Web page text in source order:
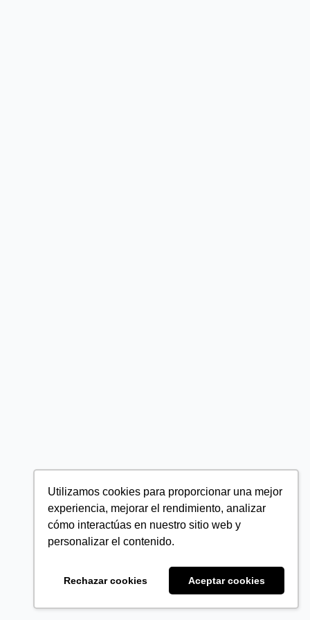
Utilizamos cookies para proporcionar una mejor
experiencia, mejorar el rendimiento, analizar
cómo interactúas en nuestro sitio web y
personalizar el contenido.
Rechazar cookies Aceptar cookies